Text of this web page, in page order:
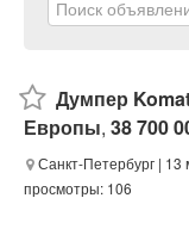
Думпер
Европы, 38 700
Санкт-Петербург | 13
просмотры: 106